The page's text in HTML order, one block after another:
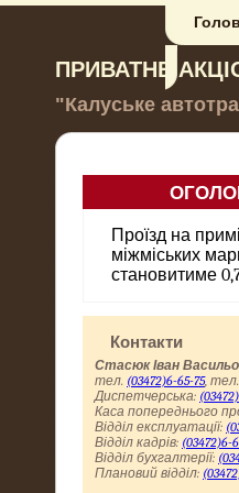
ПРИВАТНЕ
"Калуське
до відома
Проїзд на
міжміських
становитиме
Контакти
Стасюк Іван
тел. (03472)6-65-75, тел.
Диспетчерська:
Каса попереднього
Відділ експлуатації:
Відділ кадрів: (03472)6-
Відділ бухгалтерії:
Плановий відділ: